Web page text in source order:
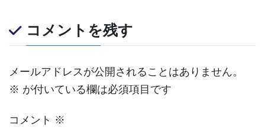
コメントを残す
メールアドレスが公開されることはありません。
※ が付いている欄は必須項目です
コメント ※